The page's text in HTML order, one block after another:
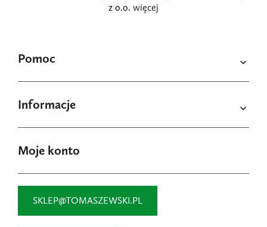
Pomoc 
Informacje 
z o.o. więcej
Moje konto
SKLEP@TOMASZEWSKI.PL